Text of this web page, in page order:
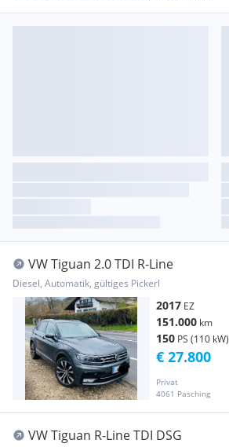
VW Tiguan 2.0 TDI R-Line
Diesel, Automatik, gültiges Pickerl
2017 EZ
151.000 km
150 PS (110 kW)
Privat
4061 Pasching
€ 27.800
VW Tiguan R-Line TDI DSG